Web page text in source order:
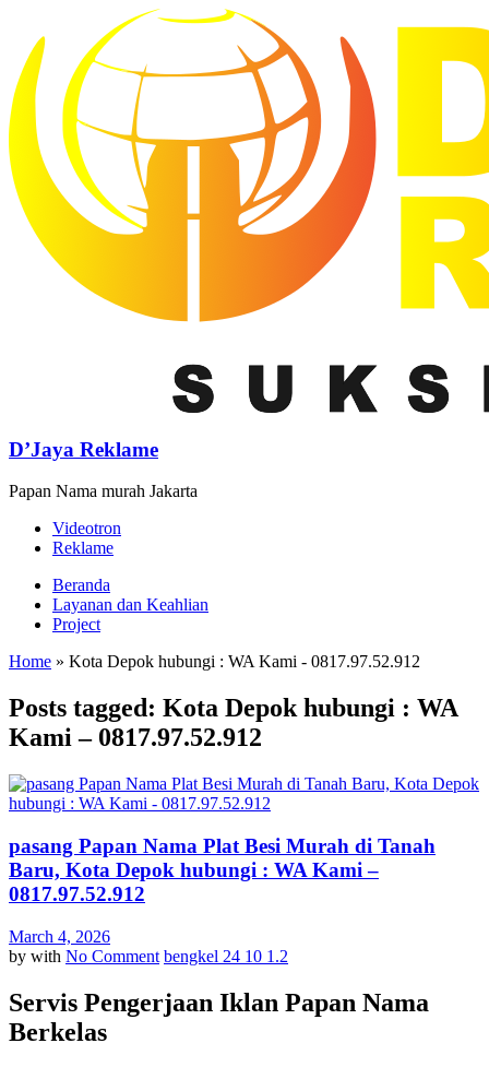
D’Jaya Reklame
Papan Nama murah Jakarta
Videotron
Reklame
Beranda
Layanan dan Keahlian
Project
Home » Kota Depok hubungi : WA Kami - 0817.97.52.912
Posts tagged: Kota Depok hubungi : WA
Kami – 0817.97.52.912
pasang Papan Nama Plat Besi Murah di Tanah
Baru, Kota Depok hubungi : WA Kami –
0817.97.52.912
March 4, 2026
by with No Comment bengkel 24 10 1.2
Servis Pengerjaan Iklan Papan Nama
Berkelas